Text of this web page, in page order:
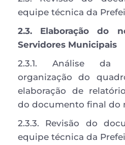
equipe técnica da
2.3. Elaboração do
Servidores Municipais
2.3.1. Análise da
organização do
elaboração de
do documento final do
2.3.3. Revisão do
equipe técnica da